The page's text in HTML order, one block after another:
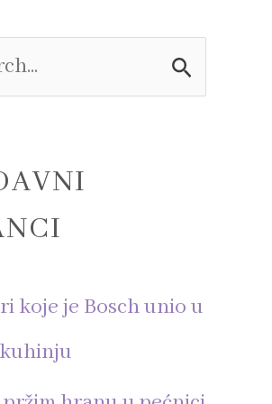
koje je Bosch unio u